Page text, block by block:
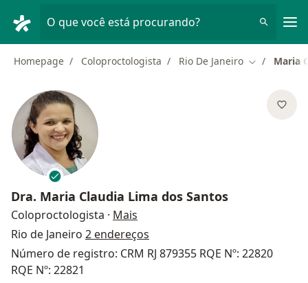
Cuide da sua saúde
Encontre os melhores especialistas e agende uma
consulta. Baixe o App e tenha acesso a ferramentas
Organize as suas consultas de um jeito
simples
Envie mensagens para os especialistas
O que você está procurando?
Homepage Coloproctologista Rio De Janeiro Mudar de
Maria
Dra. Maria Claudia Lima dos Santos
Coloproctologista · Mais
Rio de Janeiro 2 endereços
Número de registro: CRM RJ 879355 RQE Nº: 22820
RQE Nº: 22821